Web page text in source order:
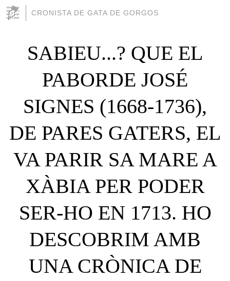
CRONISTA DE GATA DE GORGOS
SABIEU...? QUE EL
PABORDE JOSÉ
SIGNES (1668-1736),
DE PARES GATERS, EL
VA PARIR SA MARE A
XÀBIA PER PODER
SER-HO EN 1713. HO
DESCOBRIM AMB
UNA CRÒNICA DE